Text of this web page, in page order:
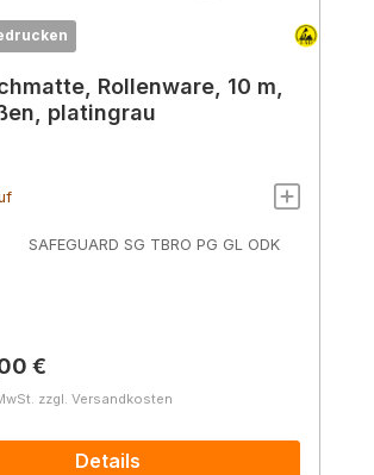
Rollenware, 10 m,
platingrau
SAFEGUARD SG TBRO PG GL ODK
Preis:
€
zzgl. Versandkosten
Details